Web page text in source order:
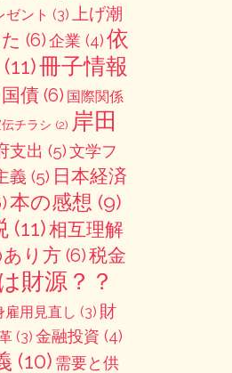
ゼント (3)
上げ潮
(6)企業 (4)依
(11)冊子情報
国債(6) 国際関係
チラシ (2) 岸田
支出 (5)文学フ
義 (5) 日本経済
本の感想 (9)
(11)相互理解
り方(6)税金
財源？？
雇用見直し (3) 財
(3) 金融投資 (4)
(10) 需要と供